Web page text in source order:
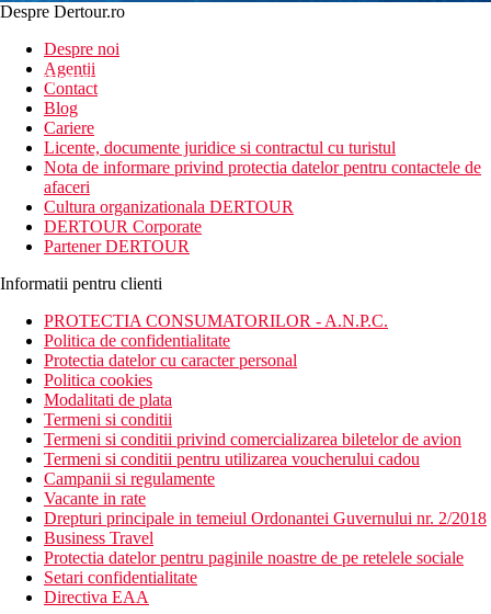
newsletter!
Despre Dertour.ro
Despre noi
Agentii
Contact
Blog
Cariere
Licente, documente juridice si contractul cu turistul
Nota de informare privind protectia datelor pentru contactele de
afaceri
Cultura organizationala DERTOUR
DERTOUR Corporate
Partener DERTOUR
Informatii pentru clienti
PROTECTIA CONSUMATORILOR - A.N.P.C.
Politica de confidentialitate
Protectia datelor cu caracter personal
Politica cookies
Modalitati de plata
Termeni si conditii
Termeni si conditii privind comercializarea biletelor de avion
Termeni si conditii pentru utilizarea voucherului cadou
Campanii si regulamente
Vacante in rate
Drepturi principale in temeiul Ordonantei Guvernului nr. 2/2018
Business Travel
Protectia datelor pentru paginile noastre de pe retelele sociale
Setari confidentialitate
Directiva EAA